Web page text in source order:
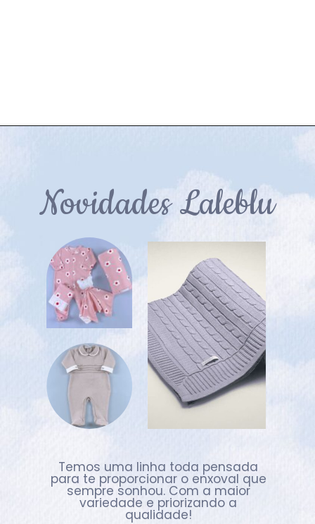
Novidades Laleblu
Temos uma linha toda pensada
para te proporcionar o enxoval que
sempre sonhou. Com a maior
variedade e priorizando a
qualidade!